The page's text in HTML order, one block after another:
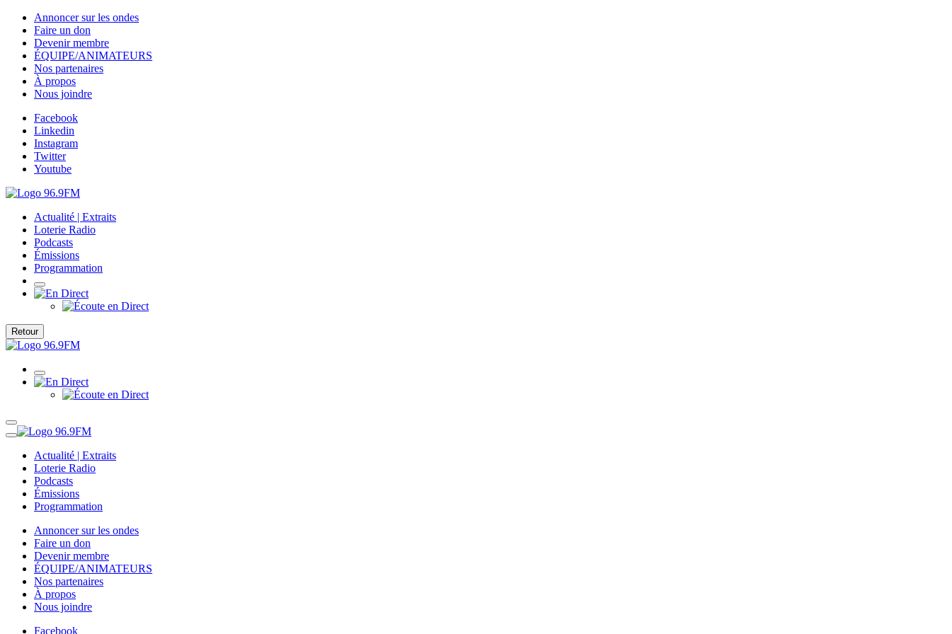
Annoncer sur les ondes
Faire un don
Devenir membre
ÉQUIPE/ANIMATEURS
Nos partenaires
À propos
Nous joindre
Facebook
Linkedin
Instagram
Twitter
Youtube
Actualité | Extraits
Loterie Radio
Podcasts
Émissions
Programmation
Retour
Actualité | Extraits
Loterie Radio
Podcasts
Émissions
Programmation
Annoncer sur les ondes
Faire un don
Devenir membre
ÉQUIPE/ANIMATEURS
Nos partenaires
À propos
Nous joindre
Facebook